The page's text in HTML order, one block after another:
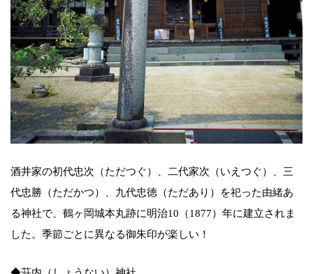
酒井家の初代忠次（ただつぐ）、二代家次（いえつぐ）、三
代忠勝（ただかつ）、九代忠徳（ただあり）を祀った由緒あ
る神社で、鶴ヶ岡城本丸跡に明治10（1877）年に建立されま
した。季節ごとに異なる御朱印が楽しい！